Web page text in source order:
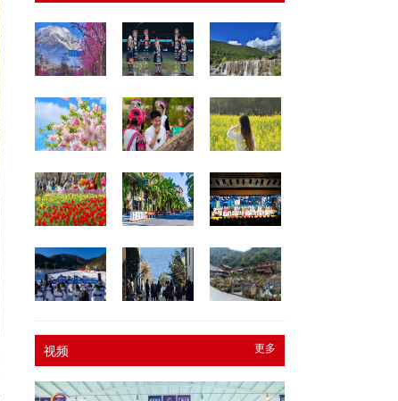
更多
视频